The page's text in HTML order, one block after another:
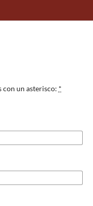
con un asterisco: *